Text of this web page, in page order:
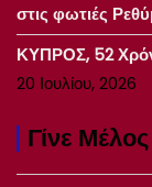
στις φωτιές
ΚΥΠΡΟΣ, 52
20 Ιουλίου, 2026
Γίνε